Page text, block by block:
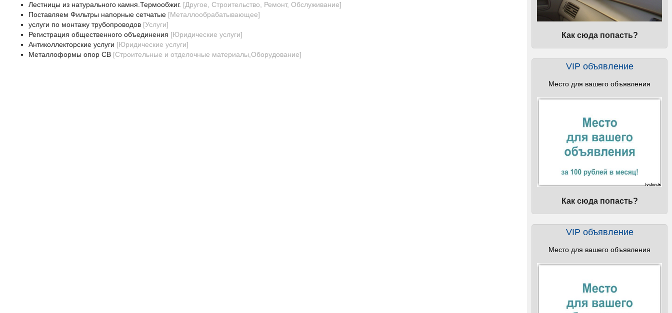
Как сюда попасть?
VIP объявление
Место для вашего объявления
Как сюда попасть?
VIP объявление
Место для вашего объявления
Лестницы из натурального камня.Термообжиг. [Другое, Строительство, Ремонт, Обслуживание]
Поставляем Фильтры напорные сетчатые [Металлообрабатывающее]
услуги по монтажу трубопроводов [Услуги]
Регистрация общественного объединения [Юридические услуги]
Антиколлекторские услуги [Юридические услуги]
Металлоформы опор СВ [Строительные и отделочные материалы,Оборудование]